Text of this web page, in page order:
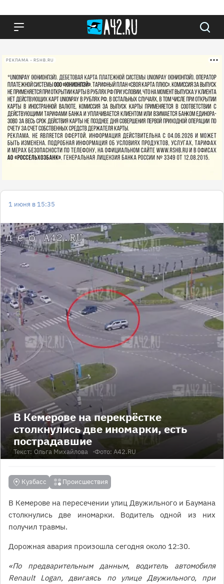
РЕКЛАМА • RSHB.RU
1 июня в 15:35
В Кемерове на перекрёстке
столкнулись две иномарки, есть
пострадавшие
Текст: Ольга Михайлова Фото: A42.RU
Кузбасс Происшествия
В Кемерове на пересечении улиц Двужильного и Баумана
столкнулись две иномарки. Водитель одной из них
получил травмы.
Дорожная авария произошла сегодня около 12:30.
«По предварительным данным, водитель автомобиля
Renault Logan, двигаясь по улице Двужильного, при